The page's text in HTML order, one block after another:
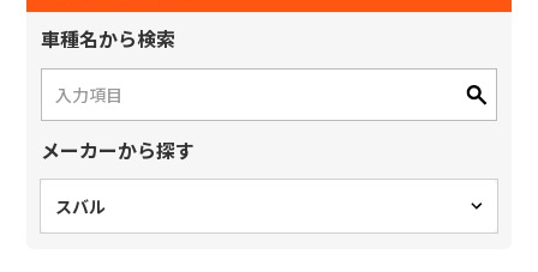
日本語
サイト内検索
製品検索
採用情報
車種名から検索
メーカーから探す
スバル